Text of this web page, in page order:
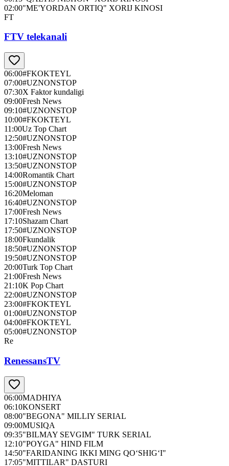
02:00"ME'YORDAN ORTIQ" XORIJ KINOSI
FT
FTV telekanali
06:00#FKOKTEYL
07:00#UZNONSTOP
07:30X Faktor kundaligi
09:00Fresh News
09:10#UZNONSTOP
10:00#FKOKTEYL
11:00Uz Top Chart
12:50#UZNONSTOP
13:00Fresh News
13:10#UZNONSTOP
13:50#UZNONSTOP
14:00Romantik Chart
15:00#UZNONSTOP
16:20Meloman
16:40#UZNONSTOP
17:00Fresh News
17:10Shazam Chart
17:50#UZNONSTOP
18:00Fkundalik
18:50#UZNONSTOP
19:50#UZNONSTOP
20:00Turk Top Chart
21:00Fresh News
21:10K Pop Chart
22:00#UZNONSTOP
23:00#FKOKTEYL
01:00#UZNONSTOP
04:00#FKOKTEYL
05:00#UZNONSTOP
Re
RenessansTV
06:00MADHIYA
06:10KONSERT
08:00"BEGONA" MILLIY SERIAL
09:00MUSIQA
09:35"BILMAY SEVGIM" TURK SERIAL
12:10"POYGA" HIND FILM
14:50"FARIDANING IKKI MING QO‘SHIG‘I"
17:05"MITTILAR" DASTURI